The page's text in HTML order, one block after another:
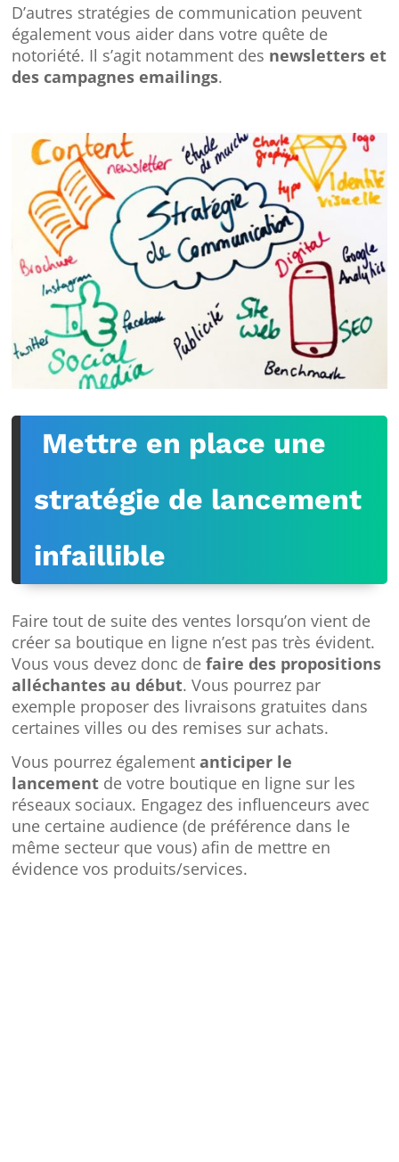
D’autres stratégies de communication peuvent
également vous aider dans votre quête de
notoriété. Il s’agit notamment des newsletters et
des campagnes emailings.
Mettre en place une
stratégie de lancement
infaillible
Faire tout de suite des ventes lorsqu’on vient de
créer sa boutique en ligne n’est pas très évident.
Vous vous devez donc defaire des propositions
alléchantes au début. Vous pourrez par
exemple proposer des livraisons gratuites dans
certaines villes ou des remises sur achats.
Vous pourrez égalementanticiper le
lancement de votre boutique en ligne sur les
réseaux sociaux. Engagez des influenceurs avec
une certaine audience (de préférence dans le
même secteur que vous) afin de mettre en
évidence vos produits/services.